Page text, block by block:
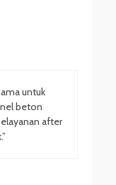
untuk
beton
after